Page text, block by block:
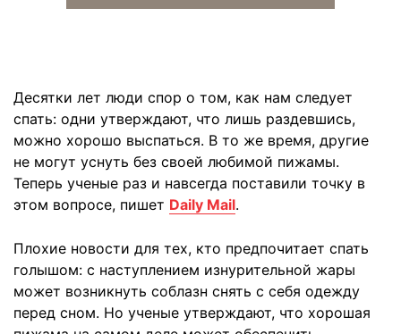
Десятки лет люди спор о том, как нам следует
спать: одни утверждают, что лишь раздевшись,
можно хорошо выспаться. В то же время, другие
не могут уснуть без своей любимой пижамы.
Теперь ученые раз и навсегда поставили точку в
этом вопросе, пишет Daily Mail.
Плохие новости для тех, кто предпочитает спать
голышом: с наступлением изнурительной жары
может возникнуть соблазн снять с себя одежду
перед сном. Но ученые утверждают, что хорошая